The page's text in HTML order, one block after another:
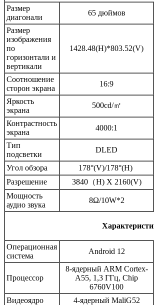
Размер
диагонали
65 дюймов
Размер
изображения
по
горизонтали и
вертикали
1428.48(H)*803.52(V)
Соотношение
сторон экрана
16:9
Яркость
экрана
500cd/㎡
Контрастность
экрана
4000:1
Тип
подсветки
DLED
Угол обзора 178°(V)/178°(H)
Разрешение
3840（H) X 2160(V)
Мощность
аудио звука
8Ω/10W*2
Операционная
система
Android 12
Процессор
8-ядерный ARM Cortex-
A55, 1,3 ГГц, Chip
6760V100
Видеоядро
4-ядерный MaliG52